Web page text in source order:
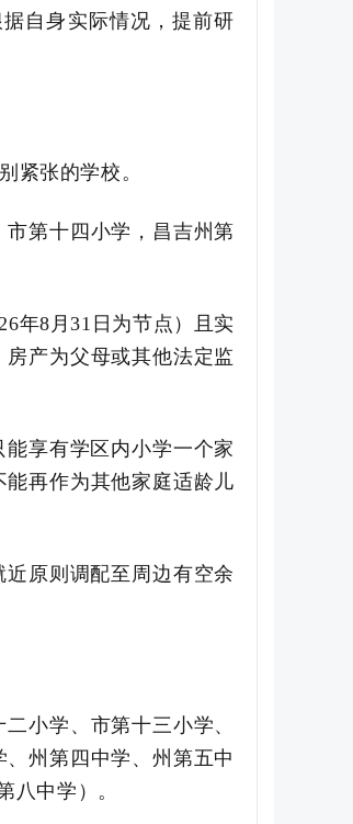
自身实际情况，提前研
紧张的学校。
市第十四小学， 昌吉州第
年8 月31 日为节点）且实
产为父母或其他法定监
享有学区内小学一个家
再作为其他家庭适龄儿
原则调配至周边有空余
二小学、 市第十三小学、
、州第四中学、州第五中
八中学）。